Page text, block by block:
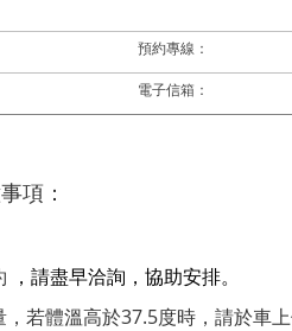
預約專線：
電子信箱：
項：
，請盡早洽詢，協助安排。
若體溫高於37.5度時，請於車